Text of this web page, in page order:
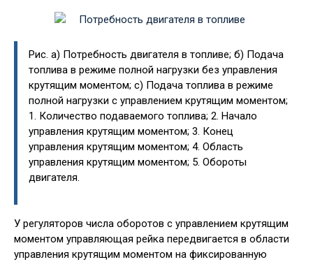
Рис. а) Потребность двигателя в топливе; б) Подача
топлива в режиме полной нагрузки без управления
крутящим моментом; с) Подача топлива в режиме
полной нагрузки с управлением крутящим моментом;
1. Количество подаваемого топлива; 2. Начало
управления крутящим моментом; 3. Конец
управления крутящим моментом; 4. Область
управления крутящим моментом; 5. Обороты
двигателя.
У регуляторов числа оборотов с управлением крутящим
моментом управляющая рейка передвигается в области
управления крутящим моментом на фиксированную